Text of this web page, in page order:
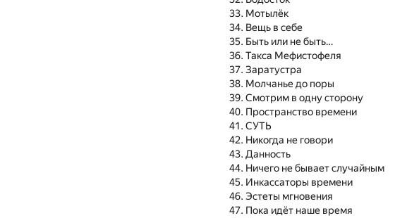
Мотылёк
Вещь в себе
Быть или не быть…
Такса Мефистофеля
Заратустра
Молчанье до поры
Смотрим в одну сторону
Пространство времени
СУТЬ
Никогда не говори
Данность
Ничего не бывает случайным
Инкассаторы времени
Эстеты мгновения
Пока идёт наше время